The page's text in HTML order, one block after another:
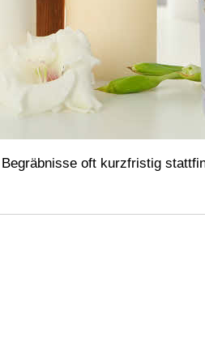
oft kurzfristig